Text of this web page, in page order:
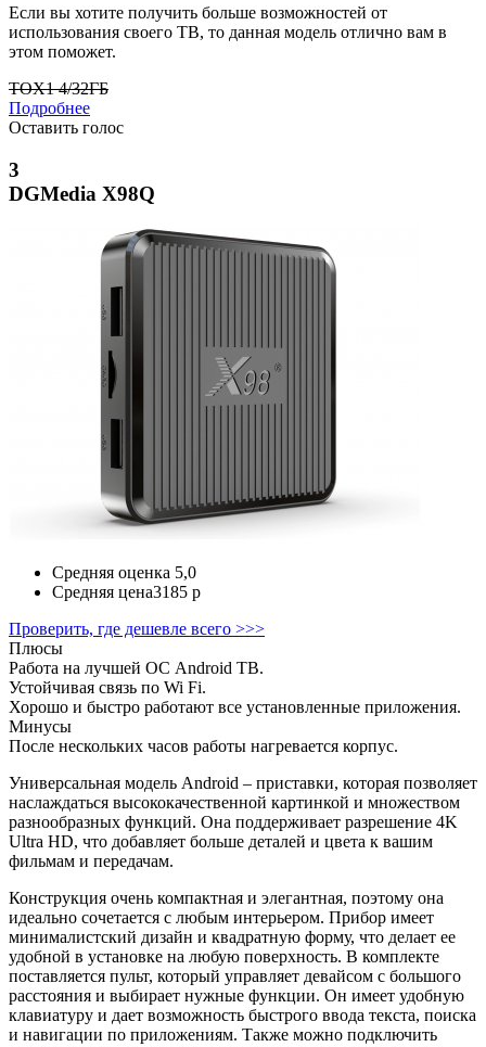
Если вы хотите получить больше возможностей от
использования своего ТВ, то данная модель отлично вам в
этом поможет.
TOX1 4/32ГБ
Подробнее
Оставить голос
3
DGMedia X98Q
Средняя оценка 5,0
Средняя цена3185 р
Проверить, где дешевле всего >>>
Плюсы
Работа на лучшей ОС Android ТВ.
Устойчивая связь по Wi Fi.
Хорошо и быстро работают все установленные приложения.
Минусы
После нескольких часов работы нагревается корпус.
Универсальная модель Android – приставки, которая позволяет
наслаждаться высококачественной картинкой и множеством
разнообразных функций. Она поддерживает разрешение 4K
Ultra HD, что добавляет больше деталей и цвета к вашим
фильмам и передачам.
Конструкция очень компактная и элегантная, поэтому она
идеально сочетается с любым интерьером. Прибор имеет
минималистский дизайн и квадратную форму, что делает ее
удобной в установке на любую поверхность. В комплекте
поставляется пульт, который управляет девайсом с большого
расстояния и выбирает нужные функции. Он имеет удобную
клавиатуру и дает возможность быстрого ввода текста, поиска
и навигации по приложениям. Также можно подключить